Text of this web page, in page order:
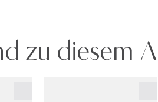
zu diesem